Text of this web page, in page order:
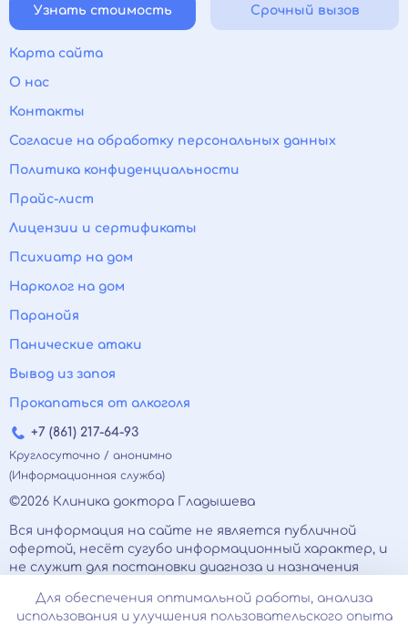
Узнать стоимость Срочный вызов
Карта сайта
О нас
Контакты
Согласие на обработку персональных данных
Политика конфиденциальности
Прайс-лист
Лицензии и сертификаты
Психиатр на дом
Нарколог на дом
Паранойя
Панические атаки
Вывод из запоя
Прокапаться от алкоголя
+7 (861) 217-64-93
Круглосуточно / анонимно
(Информационная служба)
©2026 Клиника доктора Гладышева
Вся информация на сайте не является публичной
офертой, несёт сугубо информационный характер, и
не служит для постановки диагноза и назначения
Есть противопоказания, необходимо
проконсультироваться с врачом. Консультационные
Для обеспечения оптимальной работы, анализа
использования и улучшения пользовательского опыта